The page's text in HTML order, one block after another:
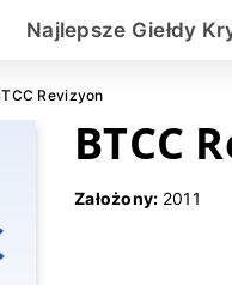
Najlepsze Giełdy
Revizyon
BTCC
Założony: 2011